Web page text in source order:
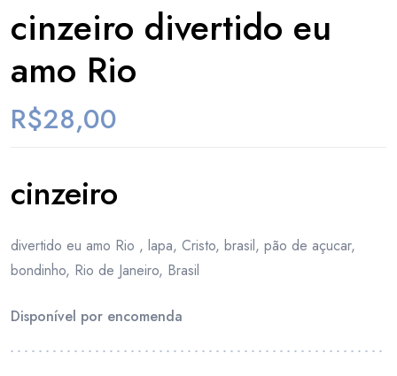
cinzeiro divertido eu
amo Rio
R$28,00
cinzeiro
divertido eu amo Rio , lapa, Cristo, brasil, pão de açucar,
bondinho, Rio de Janeiro, Brasil
Disponível por encomenda